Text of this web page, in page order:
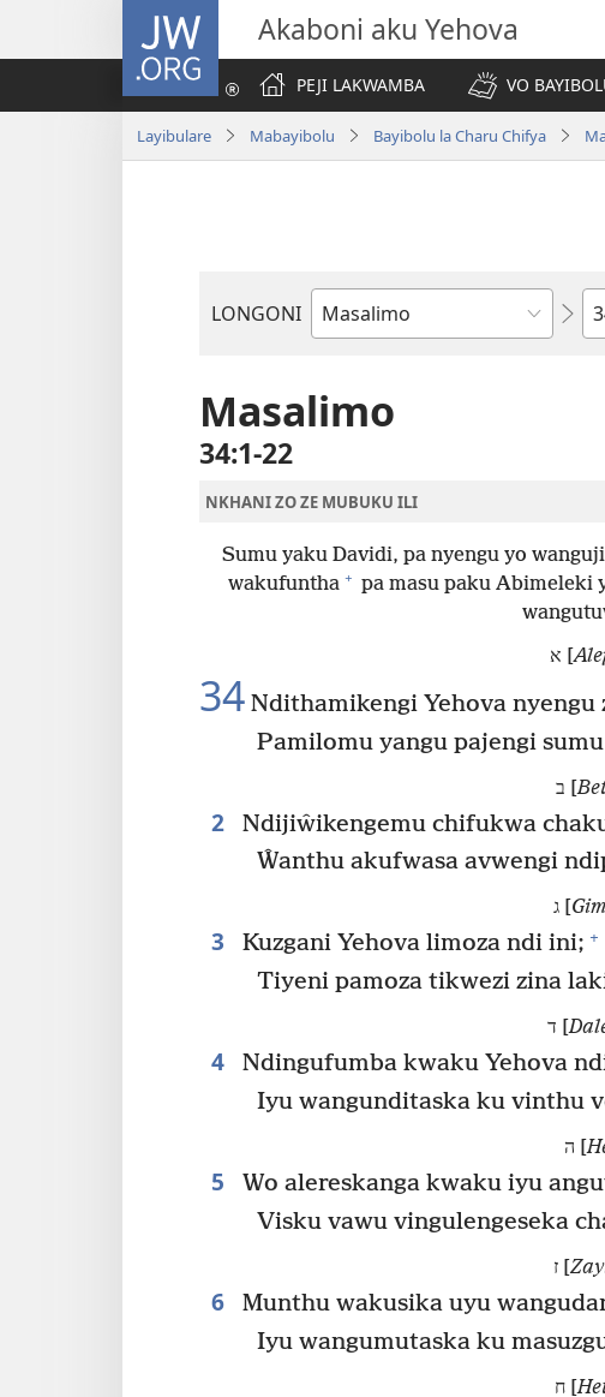
JW.ORG Akaboni aku Yehova
PEJI LAKWAMBA
VO
Layibulare Mabayibolu Bayibolu la Charu Chifya
LONGONI
Buku
M'Bayibolu
Masalimo
34:1-22
NKHANI ZO ZE MUBUKU ILI
Sumu yaku Davidi, pa nyengu yo
wakufuntha + pa masu paku Abimeleki
א [
34 Ndithamikengi Yehova nyengu
Pamilomu yangu pajengi
ב [
2 Ndijiŵikengemu chifukwa
Ŵanthu akufwasa avwengi
ג [
3 Kuzgani Yehova limoza ndi ini; +
Tiyeni pamoza tikwezi zina
ד [
4 Ndingufumba kwaku Yehova
Iyu wangunditaska ku vinthu
ה [
5
Wo alereskanga kwaku iyu
Visku vawu vingulengeseka
ז [
6
Munthu wakusika uyu
Iyu wangumutaska ku
ח [